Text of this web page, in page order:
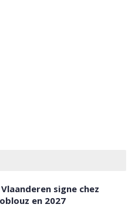
signe chez
en 2027